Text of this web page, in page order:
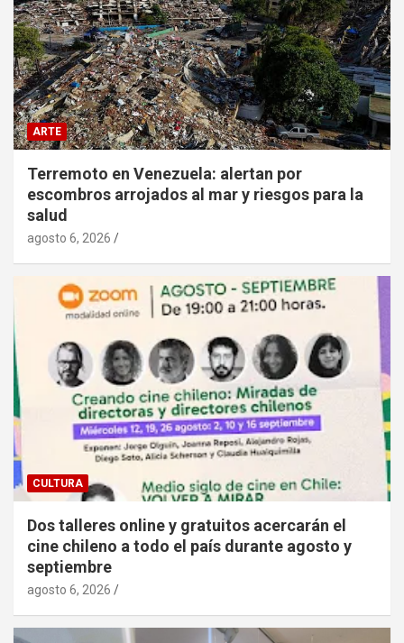
ARTE
Terremoto en Venezuela: alertan por
escombros arrojados al mar y riesgos para la
salud
agosto 6, 2026
CULTURA
Dos talleres online y gratuitos acercarán el
cine chileno a todo el país durante agosto y
septiembre
agosto 6, 2026